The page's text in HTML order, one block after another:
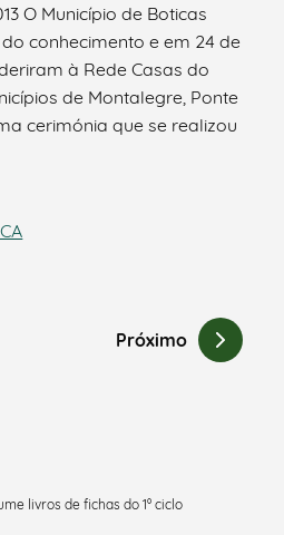
O Município de Boticas
conhecimento e em 24 de
à Rede Casas do
de Montalegre, Ponte
cerimónia que se realizou
Próximo
livros de fichas do 1º ciclo